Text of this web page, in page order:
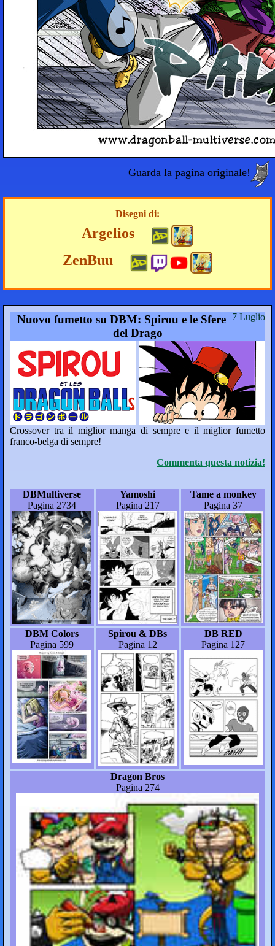
Guarda la pagina originale!
Disegni di:
Argelios
ZenBuu
7 Luglio
Nuovo fumetto su DBM: Spirou e le Sfere
del Drago
Crossover tra il miglior manga di sempre e il miglior fumetto
franco-belga di sempre!
Commenta questa notizia!
DBMultiverse
Pagina 2734
Yamoshi
Pagina 217
Tame a monkey
Pagina 37
DBM Colors
Pagina 599
Spirou & DBs
Pagina 12
DB RED
Pagina 127
Dragon Bros
Pagina 274